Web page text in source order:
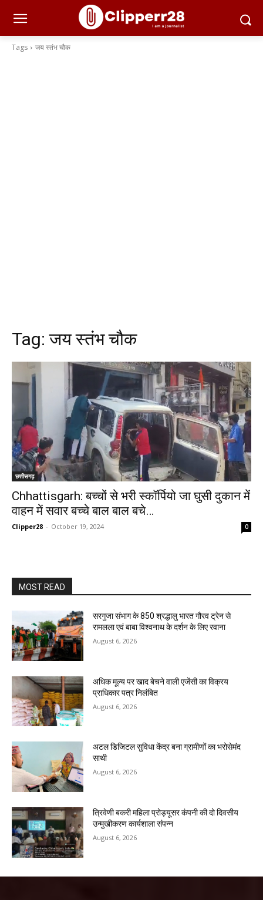
Tags जय स्तंभ चौक
Tag:जय स्तंभ चौक
छत्तीसगढ़
Chhattisgarh: बच्चों से भरी स्कॉर्पियो जा घुसी दुकान में
वाहन में सवार बच्चे बाल बाल बचे…
Clipper28 - October 19, 2024 0
MOST READ
सरगुजा संभाग के 850 श्रद्धालु भारत गौरव ट्रेन से
रामलला एवं बाबा विश्वनाथ के दर्शन के लिए रवाना
August 6, 2026
अधिक मूल्य पर खाद बेचने वाली एजेंसी का विक्रय
प्राधिकार पत्र निलंबित
August 6, 2026
अटल डिजिटल सुविधा केंद्र बना ग्रामीणों का भरोसेमंद
साथी
August 6, 2026
त्रिवेणी बकरी महिला प्रोड्यूसर कंपनी की दो दिवसीय
उन्मुखीकरण कार्यशाला संपन्न
August 6, 2026